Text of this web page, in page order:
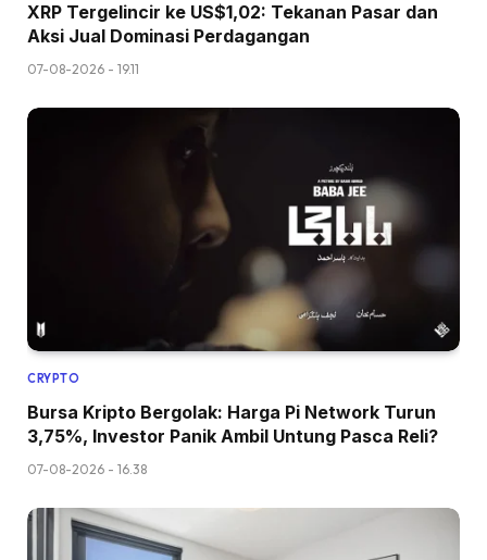
XRP Tergelincir ke US$1,02: Tekanan Pasar dan
Aksi Jual Dominasi Perdagangan
07-08-2026 - 19.11
CRYPTO
Bursa Kripto Bergolak: Harga Pi Network Turun
3,75%, Investor Panik Ambil Untung Pasca Reli?
07-08-2026 - 16.38